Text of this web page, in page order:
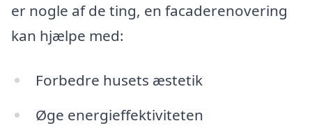
er nogle af de ting, en facaderenovering
kan hjælpe med:
Forbedre husets æstetik
Øge energieffektiviteten